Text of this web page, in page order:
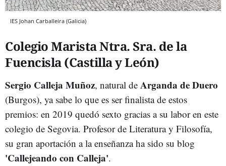
IES Johan Carballeira (Galicia)
Colegio Marista Ntra. Sra. de la
Fuencisla (Castilla y León)
Sergio Calleja Muñoz, natural de Arganda de Duero
(Burgos), ya sabe lo que es ser finalista de estos
premios: en 2019 quedó sexto gracias a su labor en este
colegio de Segovia. Profesor de Literatura y Filosofía,
su gran aportación a la enseñanza ha sido su blog
'Callejeando con Calleja'.